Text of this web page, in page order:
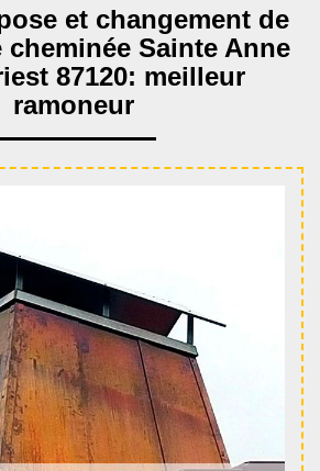
et changement de
cheminée Sainte Anne
87120: meilleur
ramoneur